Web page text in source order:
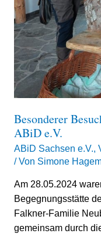
Besonderer
ABiD e.V.
ABiD Sachsen e.V.,
/ Von Simone
Am 28.05.2024
Begegnungsstätte
Falkner-Familie
gemeinsam durch